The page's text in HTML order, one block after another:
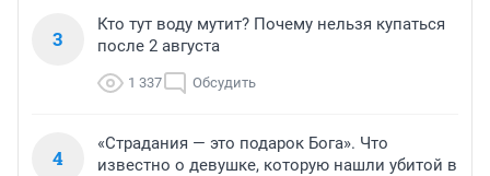
3
Кто тут воду мутит? Почему нельзя купаться
после 2 августа
1 337 Обсудить
4
«Страдания — это подарок Бога». Что
известно о девушке, которую нашли убитой в